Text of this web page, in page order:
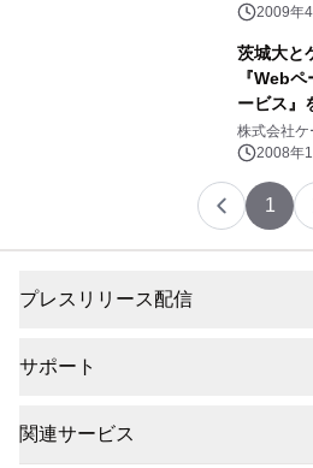
2009年
茨城大と
『Web
ービス』
株式会社ケ
2008年
1
プレスリリース配信
サポート
関連サービス